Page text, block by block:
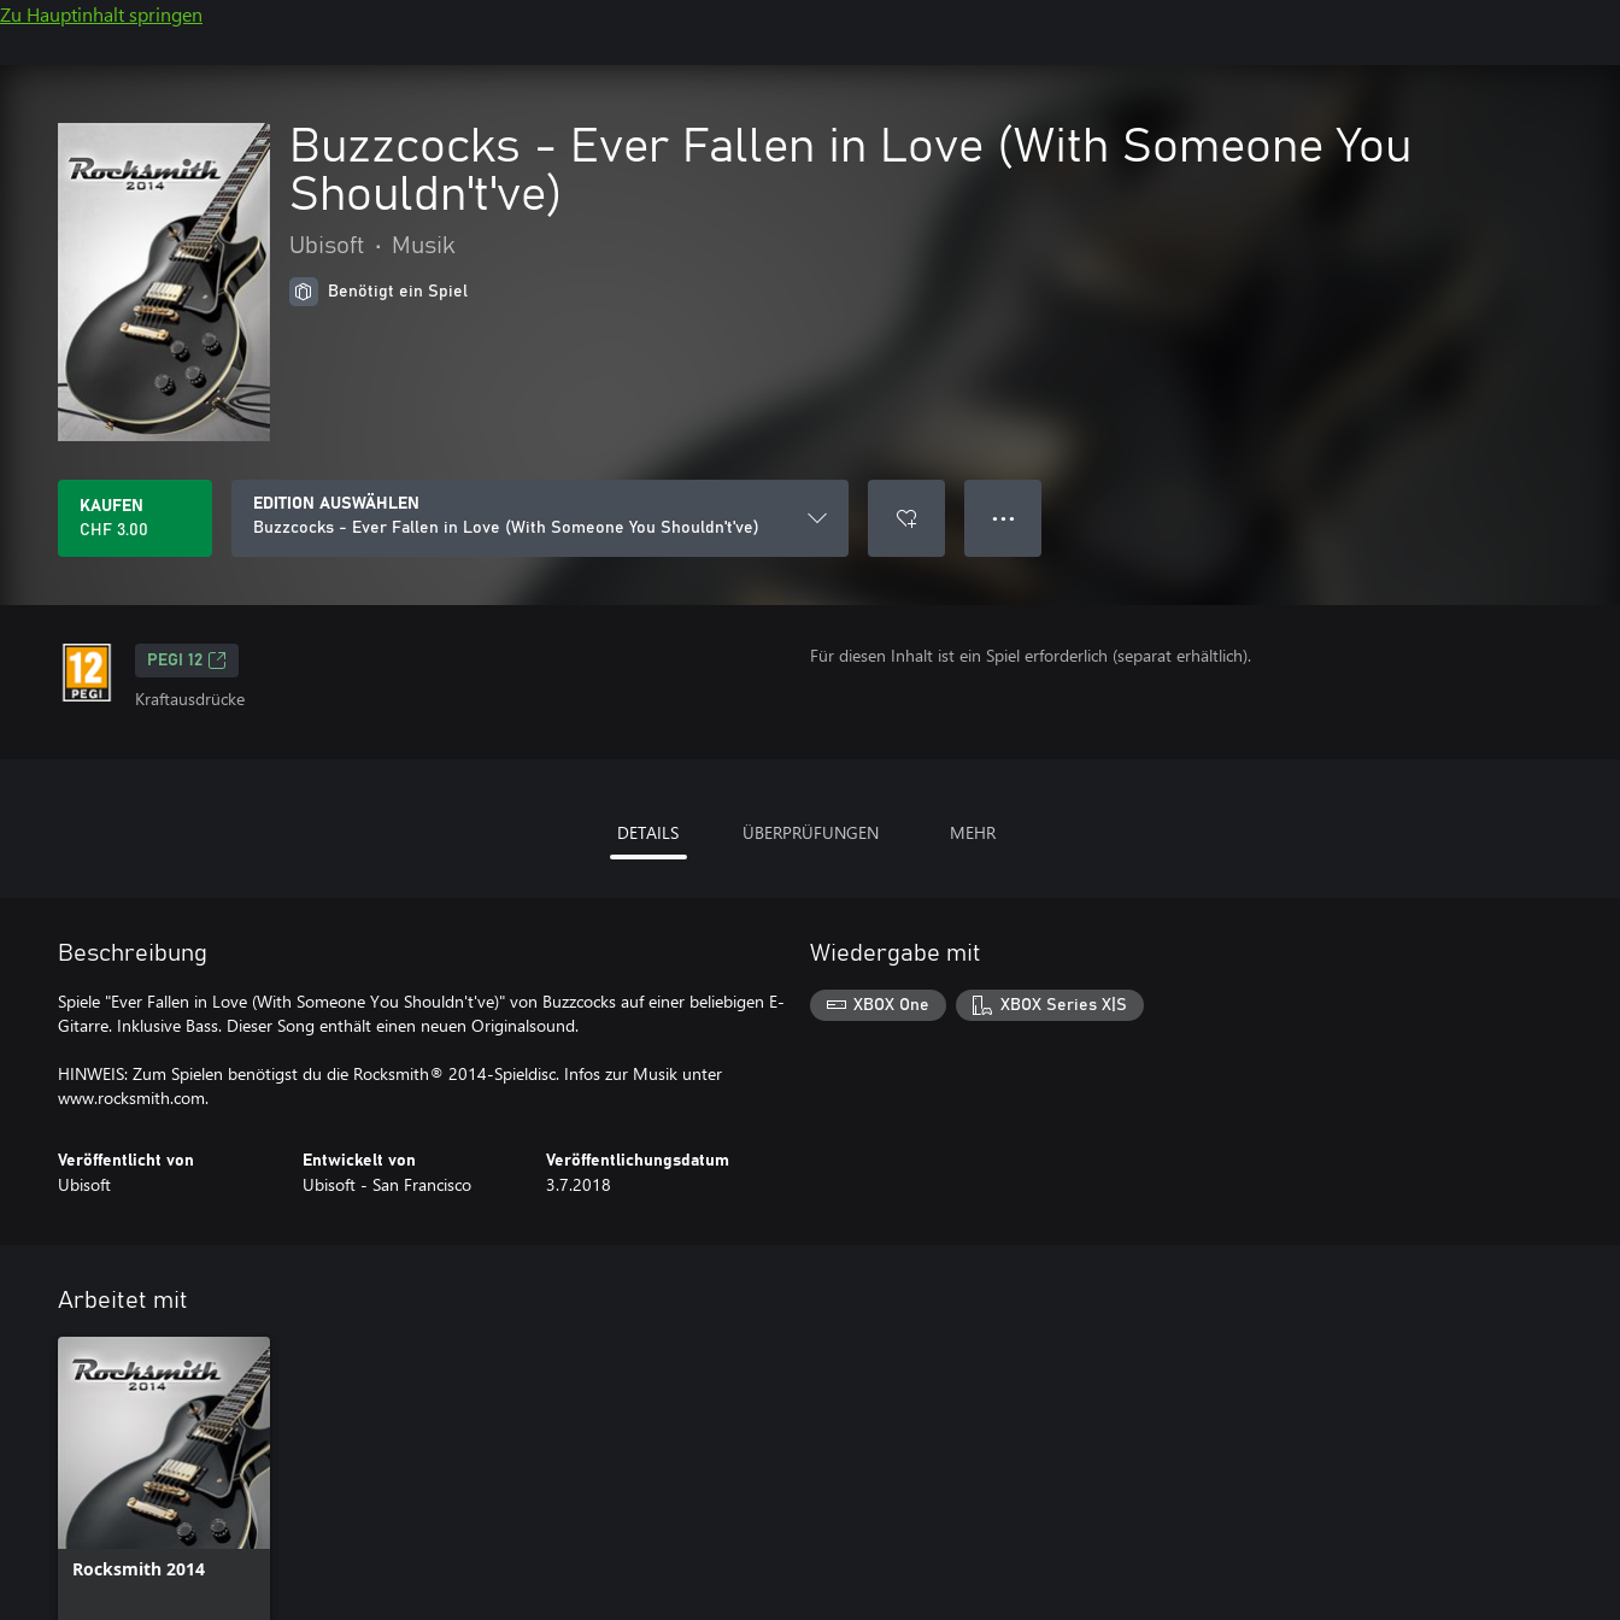
Zu Hauptinhalt springen
Buzzcocks - Ever Fallen in Love (With Someone You
Shouldn't've)
Ubisoft • Musik
Benötigt ein Spiel
KAUFEN
CHF 3.00
EDITION AUSWÄHLEN
Buzzcocks - Ever Fallen in Love (With Someone You Shouldn't've)
● ● ●
PEGI 12
Kraftausdrücke
Für diesen Inhalt ist ein Spiel erforderlich (separat erhältlich).
DETAILS ÜBERPRÜFUNGEN MEHR
Beschreibung
Spiele "Ever Fallen in Love (With Someone You Shouldn't've)" von Buzzcocks auf einer beliebigen E-
Gitarre. Inklusive Bass. Dieser Song enthält einen neuen Originalsound.
HINWEIS: Zum Spielen benötigst du die Rocksmith® 2014-Spieldisc. Infos zur Musik unter
www.rocksmith.com.
Veröffentlicht von
Ubisoft
Entwickelt von
Ubisoft - San Francisco
Veröffentlichungsdatum
3.7.2018
Wiedergabe mit
XBOX One XBOX Series X|S
Arbeitet mit
Rocksmith 2014